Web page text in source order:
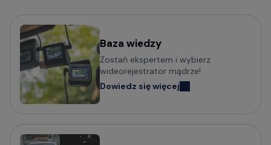
Baza wiedzy
Zostań ekspertem i wybierz
wideorejestrator mądrze!
Dowiedz się więcej